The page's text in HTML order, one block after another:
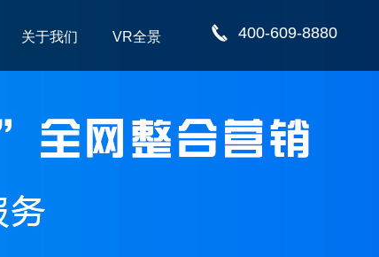
400-609-8880
关于我们 VR全景